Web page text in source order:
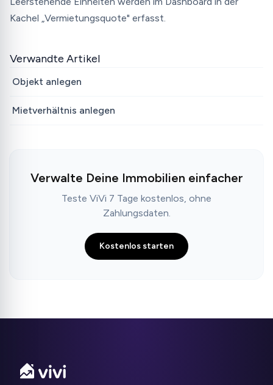
Kachel „Vermietungsquote" erfasst.
Verwandte Artikel
Objekt anlegen
Mietverhältnis anlegen
Verwalte Deine Immobilien einfacher
Teste ViVi 7 Tage kostenlos, ohne
Zahlungsdaten.
Kostenlos starten